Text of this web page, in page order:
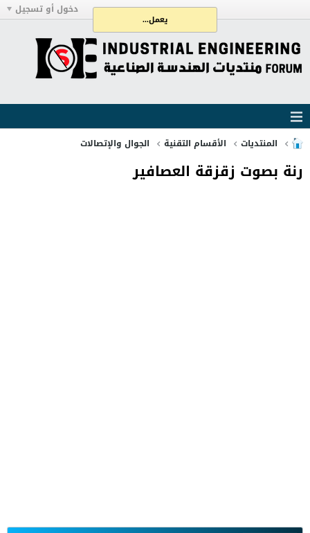
دخول أو تسجيل
المنتديات الأقسام التقنية الجوال والإتصالات
رنة بصوت زقزقة العصافير
يعمل...